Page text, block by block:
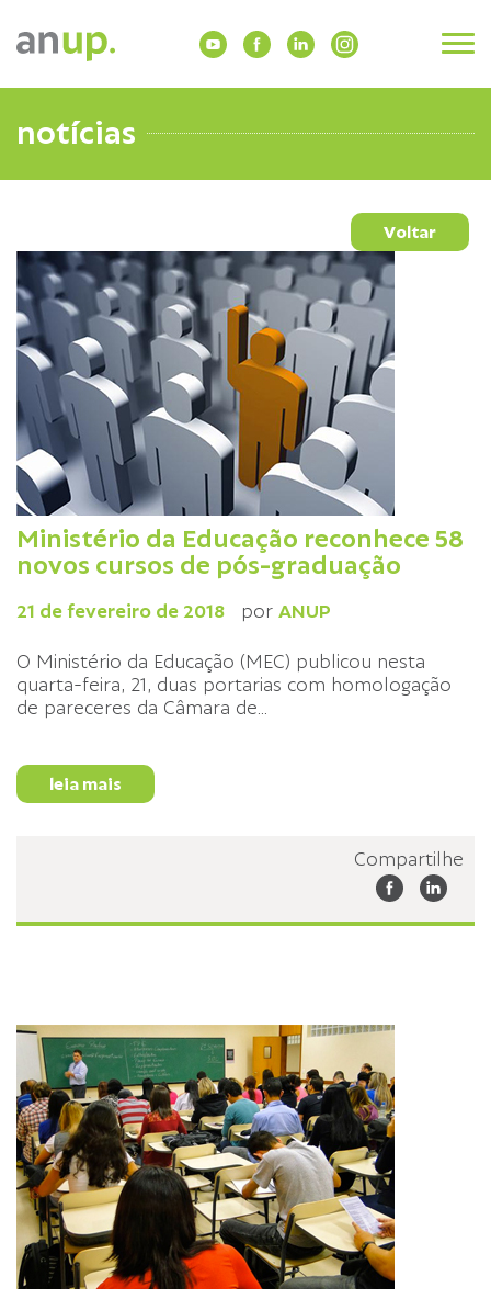
notícias
Voltar
Ministério da Educação reconhece 58
novos cursos de pós-graduação
21 de fevereiro de 2018 por ANUP
O Ministério da Educação (MEC) publicou nesta
quarta-feira, 21, duas portarias com homologação
de pareceres da Câmara de...
leia mais
Compartilhe